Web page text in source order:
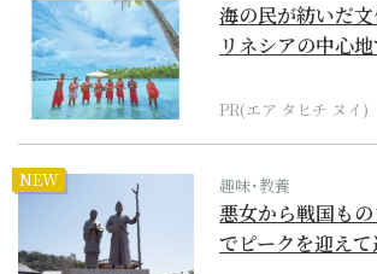
海の民が紡いだ
リネシアの中心
PR(エア タヒチ ヌイ)
NEW 趣味･教養
悪女から戦国もの
でピークを迎え